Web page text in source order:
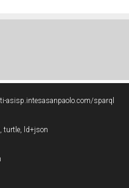
asisp.intesasanpaolo.com/sparql
, turtle, ld+json